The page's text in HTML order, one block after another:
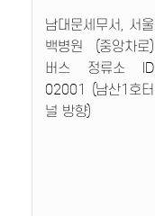
남대문세무서, 서울
백병원 (중앙차로)
버스 정류소 ID
02001 (남산1호터
널 방향)